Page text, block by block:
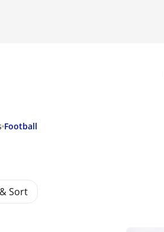
Football
Sort